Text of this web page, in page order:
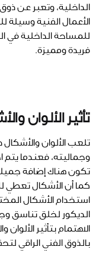
الداخلية، وتعبر عن
الأعمال الفنية وسيلة
للمساحة الداخلية في
فريدة ومميزة.
تأثير الألوان
تلعب الألوان والأشكال
وجماليته، فعندما
تكون هناك إضافة
كما أن الأشكال تعطي
استخدام الأشكال
الديكور لخلق تناسق
الاهتمام بتأثير
بالذوق الفني الراقي